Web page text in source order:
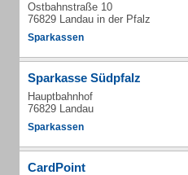
Ostbahnstraße 10
76829 Landau in der Pfalz
Sparkassen
Sparkasse Südpfalz
Hauptbahnhof
76829 Landau
Sparkassen
CardPoint